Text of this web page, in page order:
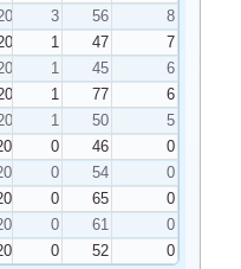
3 56
8
1 47
7
1 45
6
1 77
6
1 50
5
0 46
0
0 54
0
0 65
0
0 61
0
0 52 0